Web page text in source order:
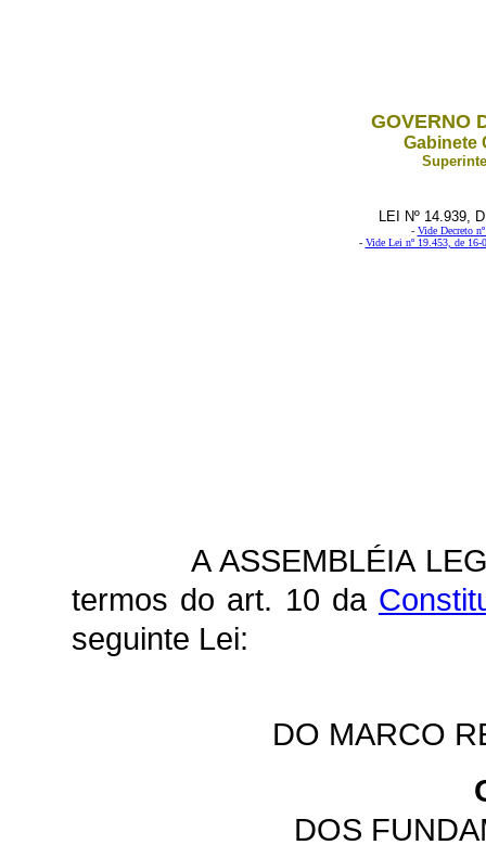
GOVERNO
Gabinete
LEI Nº 14.939,
- VideDecreto
- Vide Lei nº 19.453, de 16-
A ASSEMBLÉIA
termos do art. 10 da
seguinte Lei:
DO MARCO
DOS